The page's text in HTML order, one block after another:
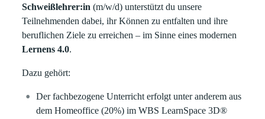
Schweißlehrer:in (m/w/d) unterstützt du unsere
Teilnehmenden dabei, ihr Können zu entfalten und ihre
beruflichen Ziele zu erreichen – im Sinne eines modernen
Lernens 4.0.
Dazu gehört:
Der fachbezogene Unterricht erfolgt unter anderem aus
dem Homeoffice (20%) im WBS LearnSpace 3D®